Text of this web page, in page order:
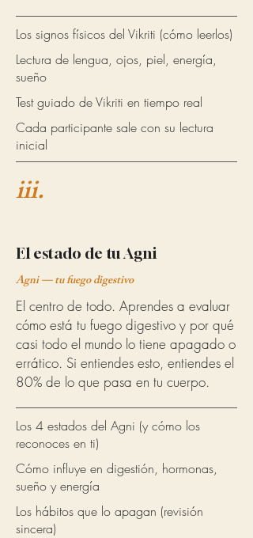
Los signos físicos del Vikriti (cómo leerlos)
Lectura de lengua, ojos, piel, energía,
sueño
Test guiado de Vikriti en tiempo real
Cada participante sale con su lectura
inicial
iii.
El estado de tu Agni
Agni — tu fuego digestivo
El centro de todo. Aprendes a evaluar
cómo está tu fuego digestivo y por qué
casi todo el mundo lo tiene apagado o
errático. Si entiendes esto, entiendes el
80% de lo que pasa en tu cuerpo.
Los 4 estados del Agni (y cómo los
reconoces en ti)
Cómo influye en digestión, hormonas,
sueño y energía
Los hábitos que lo apagan (revisión
sincera)